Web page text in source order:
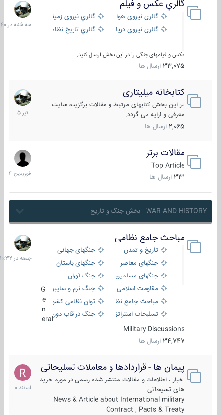
گالري عكس و فيلم
گالري نيروي هوايي
گالري نيروي زميني
گالري نيروي دريايي
گالري تاریخ نظامی
عکس و فیلمهای جنگی را در این بخش ارسال کنید.
33,075 ارسال ها
سه
شنبه
در
کتابخانه میلیتاری
در این بخش کتابهای مرتبط و مقالات برگزیده سایت
معرفی و ارایه می گردد.
2,065 ارسال ها
16
تیر
1405
مقالات برتر
Top Article
331 ارسال ها
29
فروردین
1404
WAR AND HISTORY - بخش جنگ و تاریخ
مباحث جامع نظامی
تاریخ و تمدن
جنگهای جهانی
جنگهای معاصر
جنگهای باستان
جنگهای مسلمین
جنگ آوران
مقاومت اسلامی
جنگ نرم و سایبری
مباحث جامع نظامی
توان نظامی کشورها
تسلیحات استراتژیک
جنگ در قاب دوربین
eral
Military Discussions
34,747 ارسال ها
جمعه
در
10:32
پیمان ها - قراردادها و معاملات تسلیحاتی
اخبار ، اطلاعات و مقالات منتشر شده رسمی در مورد خرید
های تسیحاتی
News & Article about International military
Contract , Pacts & Treaty
7
اسفند
1400